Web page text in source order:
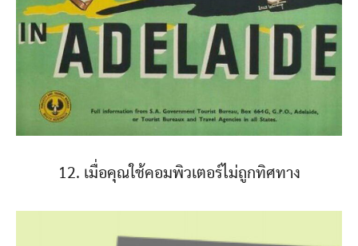
12. เมื่อคุณใช้คอมพิวเตอร์ไม่ถูกทิศทาง